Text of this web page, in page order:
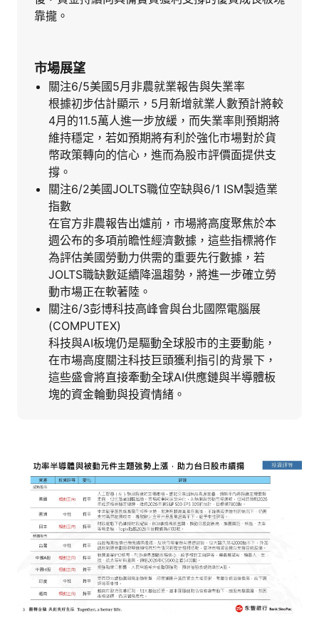
靠攏。
市場展望
關注6/5美國5月非農就業報告與失業率
根據初步估計顯示，5月新增就業人數預計將較
4月的11.5萬人進一步放緩，而失業率則預期將
維持穩定，若如預期將有利於強化市場對於貨
幣政策轉向的信心，進而為股市評價面提供支
撐。
關注6/2美國JOLTS職位空缺與6/1 ISM製造業
指數
在官方非農報告出爐前，市場將高度聚焦於本
週公布的多項前瞻性經濟數據，這些指標將作
為評估美國勞動力供需的重要先行數據，若
JOLTS職缺數延續降溫趨勢，將進一步確立勞
動市場正在軟著陸。
關注6/3彭博科技高峰會與台北國際電腦展
(COMPUTEX)
科技與AI板塊仍是驅動全球股市的主要動能，
在市場高度關注科技巨頭獲利指引的背景下，
這些盛會將直接牽動全球AI供應鏈與半導體板
塊的資金輪動與投資情緒。